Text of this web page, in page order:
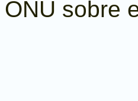
ONU sobre